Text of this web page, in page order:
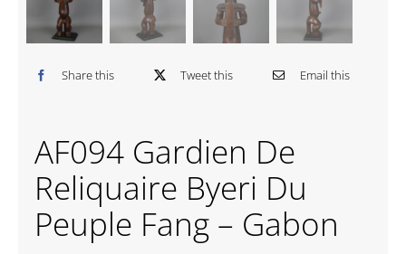
Contactez-nous
Share this Tweet this Email this
AF094 Gardien De
Reliquaire Byeri Du
Peuple Fang – Gabon